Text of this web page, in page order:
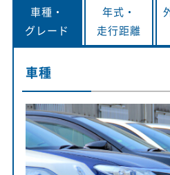
車種・
グレード
年式・
走行距離
車種